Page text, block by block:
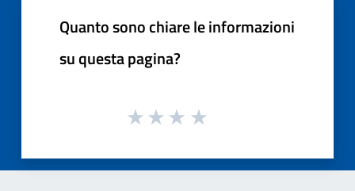
Quanto sono chiare le informazioni
su questa pagina?